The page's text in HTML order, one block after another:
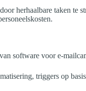
herhaalbare taken te
software voor e-
triggers op